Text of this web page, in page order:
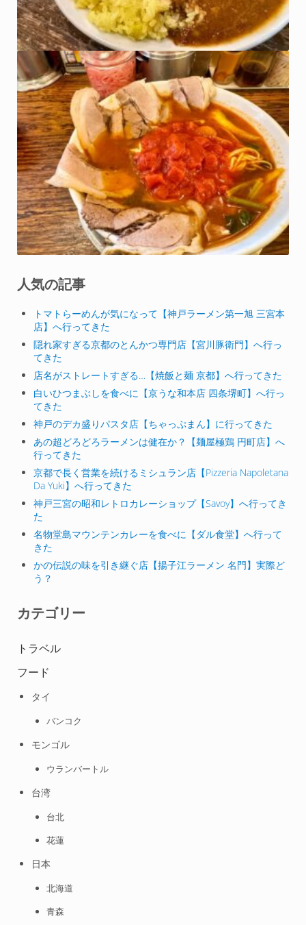
人気の記事
トマトらーめんが気になって【神戸ラーメン第一旭 三宮本
店】へ行ってきた
隠れ家すぎる京都のとんかつ専門店【宮川豚衛門】へ行っ
てきた
店名がストレートすぎる…【焼飯と麺 京都】へ行ってきた
白いひつまぶしを食べに【京うな和本店 四条堺町】へ行っ
てきた
神戸のデカ盛りパスタ店【ちゃっぷまん】に行ってきた
あの超どろどろラーメンは健在か？【麺屋極鶏 円町店】へ
行ってきた
京都で長く営業を続けるミシュラン店【Pizzeria Napoletana
Da Yuki】へ行ってきた
神戸三宮の昭和レトロカレーショップ【Savoy】へ行ってき
た
名物堂島マウンテンカレーを食べに【ダル食堂】へ行って
きた
かの伝説の味を引き継ぐ店【揚子江ラーメン 名門】実際ど
う？
カテゴリー
トラベル
フード
タイ
バンコク
モンゴル
ウランバートル
台湾
台北
花蓮
日本
北海道
青森